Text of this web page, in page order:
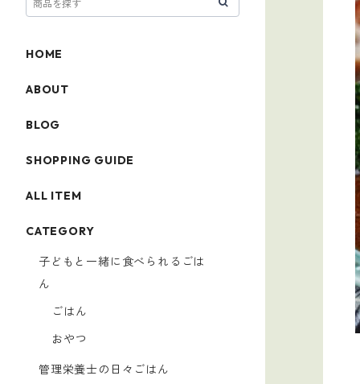
HOME
ABOUT
BLOG
SHOPPING GUIDE
ALL ITEM
CATEGORY
子どもと一緒に食べられるごは
ん
ごはん
おやつ
管理栄養士の日々ごはん